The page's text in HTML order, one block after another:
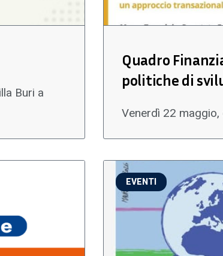
Buri a
Quadro
politiche di
Venerdì 22
EVENTI